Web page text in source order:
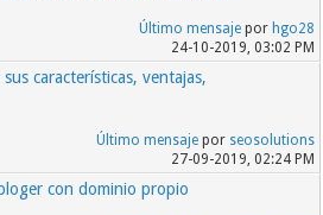
Último mensajepor hgo28
24-10-2019, 03:02 PM
características, ventajas,
Último mensajepor seosolutions
27-09-2019, 02:24 PM
con dominio propio